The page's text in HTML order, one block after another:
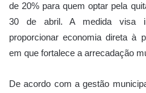
de 20% para quem optar pela
30 de abril. A medida visa
proporcionar economia direta à
em que fortalece a arrecadação
De acordo com a gestão